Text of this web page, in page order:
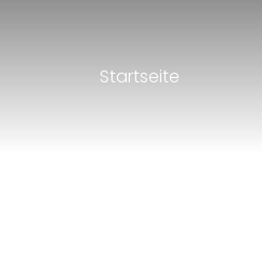
Startseite